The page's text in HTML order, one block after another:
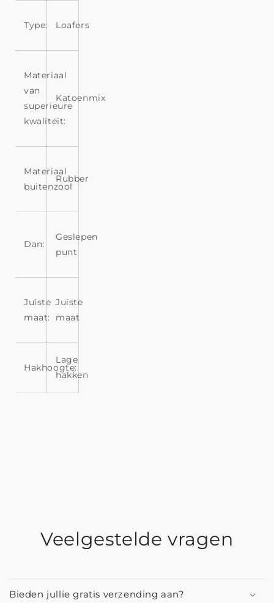
Type: Loafers
Materiaal
van
superieure
kwaliteit:
Katoenmix
Materiaal
buitenzool
Rubber
Dan:
Geslepen
punt
Juiste
maat:
Juiste
maat
Hakhoogte:
Lage
hakken
Veelgestelde vragen
Bieden jullie gratis verzending aan?